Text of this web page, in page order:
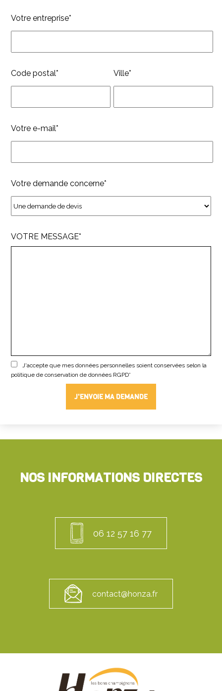
Votre entreprise*
Code postal* Ville*
Votre e-mail*
Votre demande concerne*
VOTRE MESSAGE*
J'accepte que mes données personnelles soient conservées selon la
politique de conservation de données RGPD*
J'ENVOIE MA DEMANDE
NOS INFORMATIONS DIRECTES
06 12 57 16 77
contact@honza.fr